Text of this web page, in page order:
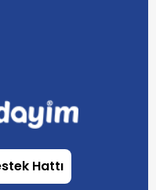
Hattı